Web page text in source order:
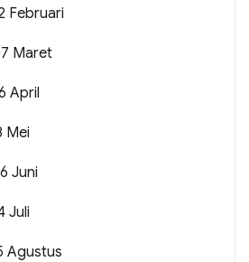
Februari
Maret
April
Mei
Juni
Juli
Agustus